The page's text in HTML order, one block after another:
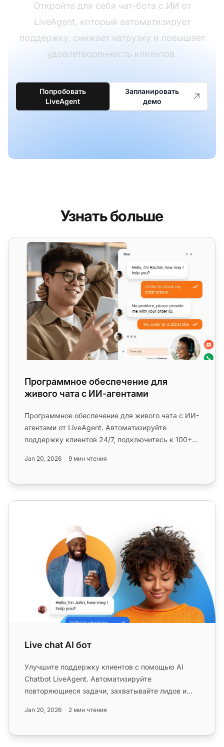
Откройте для себя чат-бота с ИИ от
LiveAgent, который автоматизирует
поддержку, снижает нагрузку и повышает
удовлетворенность клиентов.
Попробовать
LiveAgent
Запланировать
демо
Узнать больше
Программное обеспечение для живого чата с ИИ-
Программное обеспечение для
живого чата с ИИ-агентами
Программное обеспечение для живого чата с ИИ-
агентами от LiveAgent. Автоматизируйте
поддержку клиентов 24/7, подключитесь к 100+
Jan 20, 2026 9 мин чтения
Live chat AI бот
Live chat AI бот
Улучшите поддержку клиентов с помощью AI
Chatbot LiveAgent. Автоматизируйте
повторяющиеся задачи, захватывайте лидов и
Jan 20, 2026 2 мин чтения